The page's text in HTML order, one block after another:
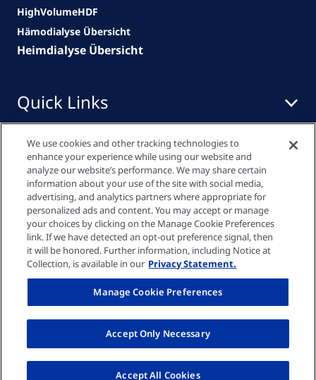
HighVolumeHDF
Hämodialyse Übersicht
Heimdialyse Übersicht
Quick Links
Zum Medien
Center
Downloadbereich
Downloadbereich
© Fresenius Medical Care (Schweiz) AG 2026
Datenschutzrichtlinie
Cookie-Einstellungen
We use cookies and other tracking technologies to
enhance your experience while using our website and
analyze our website’s performance. We may share certain
information about your use of the site with social media,
advertising, and analytics partners where appropriate for
personalized ads and content. You may accept or manage
your choices by clicking on the Manage Cookie Preferences
link. If we have detected an opt-out preference signal, then
it will be honored. Further information, including Notice at
Collection, is available in our Privacy Statement.
Manage Cookie Preferences
Accept Only Necessary
Accept All Cookies